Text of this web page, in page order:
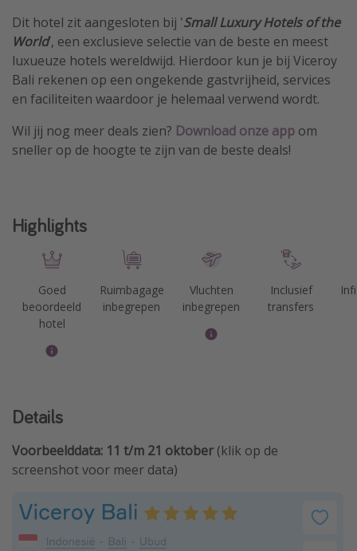
Dit hotel zit aangesloten bij 'Small Luxury Hotels of the
World’, een exclusieve selectie van de beste en meest
luxueuze hotels wereldwijd. Hierdoor kun je bij Viceroy
Bali rekenen op een ongekende gastvrijheid, services
en faciliteiten waardoor je helemaal verwend wordt.
Wil jij nog meer deals zien? Download onze app om
sneller op de hoogte te zijn van de beste deals!
Highlights
Goed
beoordeeld
hotel
Ruimbagage
inbegrepen
Vluchten
inbegrepen
Inclusief
transfers
Details
Voorbeelddata: 11 t/m 21 oktober (klik op de
screenshot voor meer data)